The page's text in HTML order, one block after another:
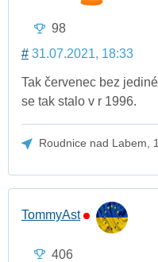
98
# 31.07.2021, 18:33
Tak červenec bez
se tak stalo v r 1996.
Roudnice nad Labem,
TommyAst
406